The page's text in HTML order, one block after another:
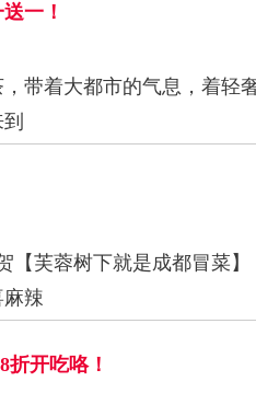
一！
带着大都市的气息，着轻
【芙蓉树下就是成都冒菜
辣
开吃咯！